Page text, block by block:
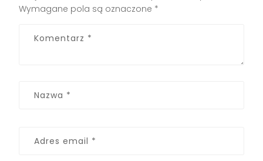
Wymagane pola są oznaczone *